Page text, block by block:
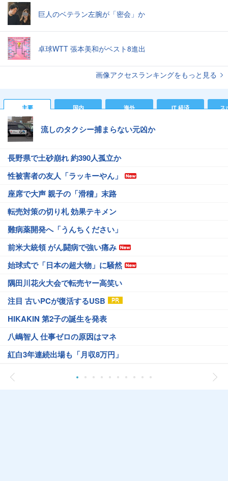
巨人のベテラン左腕が「密会」か
卓球WTT 張本美和がベスト8進出
画像アクセスランキングをもっと見る
主要 国内 海外 IT 経済 ス
流しのタクシー捕まらない元凶か
長野県で土砂崩れ 約390人孤立か
性被害者の友人「ラッキーやん」
座席で大声 親子の「滑稽」末路
転売対策の切り札 効果テキメン
難病薬開発へ「うんちください」
前米大統領 がん闘病で強い痛み
始球式で「日本の超大物」に騒然
隅田川花火大会で転売ヤー高笑い
注目 古いPCが復活するUSB
HIKAKIN 第2子の誕生を発表
八嶋智人 仕事ゼロの原因はマネ
紅白3年連続出場も「月収8万円」